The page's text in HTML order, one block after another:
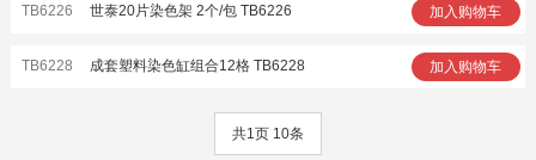
TB6226 世泰20片染色架 2个/包 TB6226 加入购物车
TB6228 成套塑料染色缸组合12格 TB6228 加入购物车
共1页 10条